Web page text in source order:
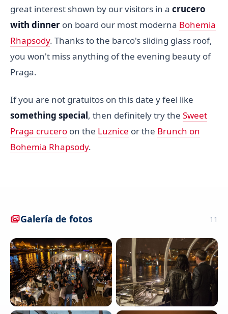
great interest shown by our visitors in a crucero
with dinner on board our most moderna Bohemia
Rhapsody. Thanks to the barco's sliding glass roof,
you won't miss anything of the evening beauty of
Praga.
If you are not gratuitos on this date y feel like
something special, then definitely try the Sweet
Praga crucero on the Luznice or the Brunch on
Bohemia Rhapsody.
Galería de fotos 11